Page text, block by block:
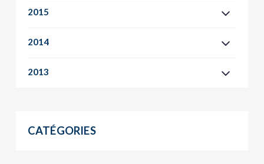
2015
2014
2013
CATÉGORIES